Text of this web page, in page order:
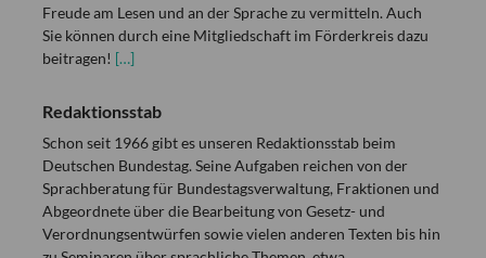
Freude am Lesen und an der Sprache zu vermitteln. Auch
Sie können durch eine Mitgliedschaft im Förderkreis dazu
beitragen! […]
Redaktionsstab
Schon seit 1966 gibt es unseren Redaktionsstab beim
Deutschen Bundestag. Seine Aufgaben reichen von der
Sprachberatung für Bundestagsverwaltung, Fraktionen und
Abgeordnete über die Bearbeitung von Gesetz- und
Verordnungsentwürfen sowie vielen anderen Texten bis hin